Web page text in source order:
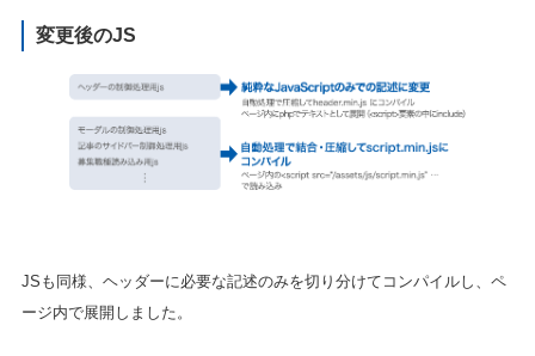
変更後のJS
JSも同様、ヘッダーに必要な記述のみを切り分けてコンパイルし、ペ
ージ内で展開しました。